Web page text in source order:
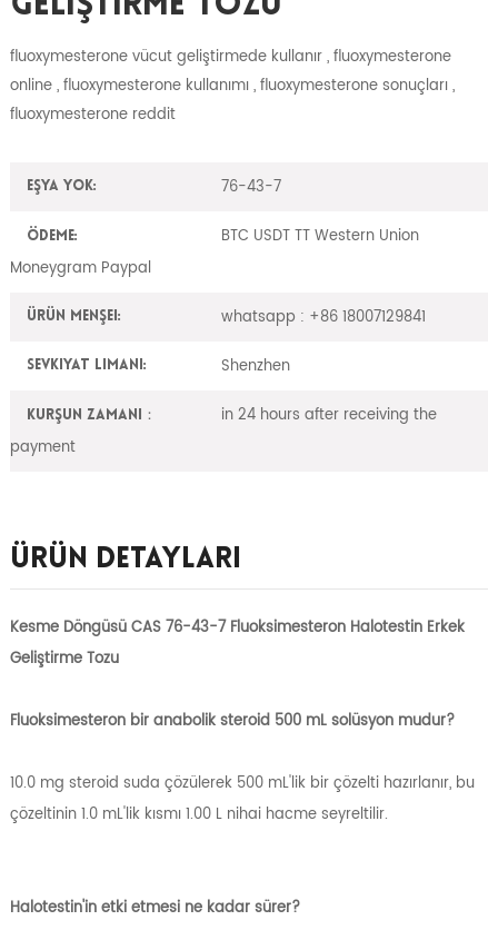
fluoxymesterone vücut geliştirmede kullanır , fluoxymesterone
online , fluoxymesterone kullanımı , fluoxymesterone sonuçları ,
fluoxymesterone reddit
Eşya yok: 76-43-7
Ödeme:
BTC USDT TT Western Union
Moneygram Paypal
Ürün Menşei: whatsapp : +86 18007129841
Sevkiyat Limanı: Shenzhen
Kurşun zamanı：
in 24 hours after receiving the
payment
Ürün Detayları
Kesme Döngüsü CAS 76-43-7 Fluoksimesteron Halotestin Erkek
Geliştirme Tozu
Fluoksimesteron bir anabolik steroid 500 mL solüsyon mudur?
10.0 mg steroid suda çözülerek 500 mL'lik bir çözelti hazırlanır, bu
çözeltinin 1.0 mL'lik kısmı 1.00 L nihai hacme seyreltilir.
Halotestin'in etki etmesi ne kadar sürer?